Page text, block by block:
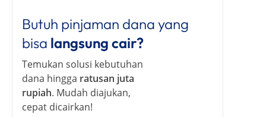
Butuh pinjaman dana yang
bisa langsung cair?
Temukan solusi kebutuhan
dana hingga ratusan juta
rupiah. Mudah diajukan,
cepat dicairkan!